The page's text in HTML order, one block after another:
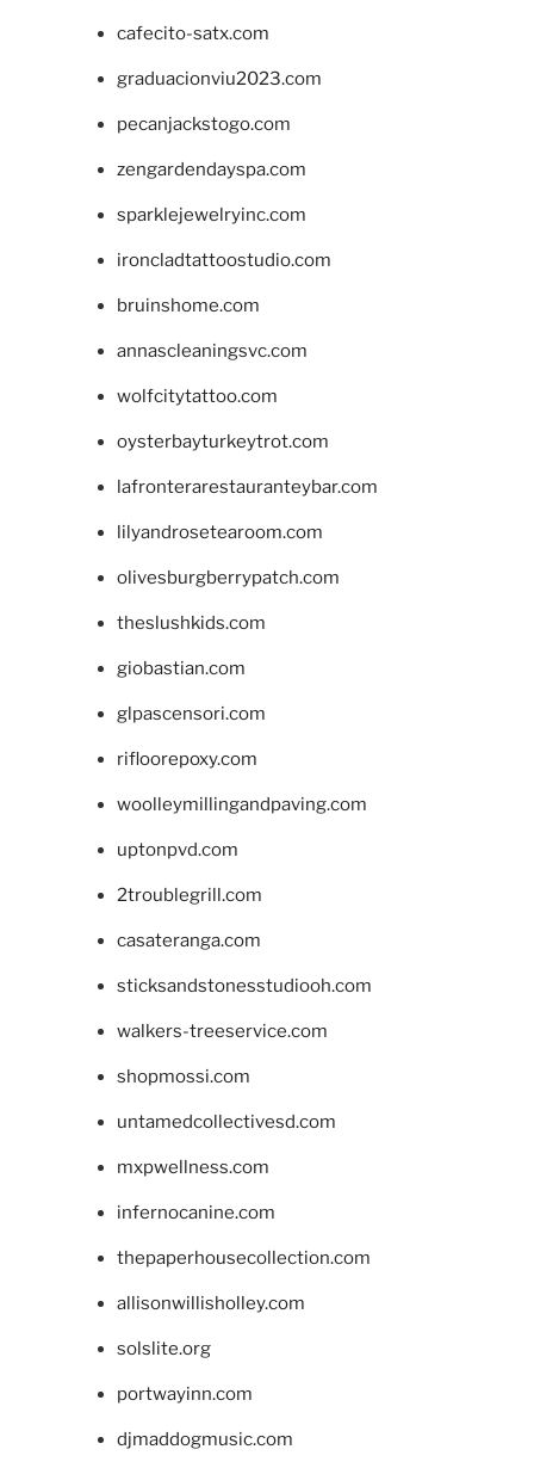
cafecito-satx.com
graduacionviu2023.com
pecanjackstogo.com
zengardendayspa.com
sparklejewelryinc.com
ironcladtattoostudio.com
bruinshome.com
annascleaningsvc.com
wolfcitytattoo.com
oysterbayturkeytrot.com
lafronterarestauranteybar.com
lilyandrosetearoom.com
olivesburgberrypatch.com
theslushkids.com
giobastian.com
glpascensori.com
rifloorepoxy.com
woolleymillingandpaving.com
uptonpvd.com
2troublegrill.com
casateranga.com
sticksandstonesstudiooh.com
walkers-treeservice.com
shopmossi.com
untamedcollectivesd.com
mxpwellness.com
infernocanine.com
thepaperhousecollection.com
allisonwillisholley.com
solslite.org
portwayinn.com
djmaddogmusic.com